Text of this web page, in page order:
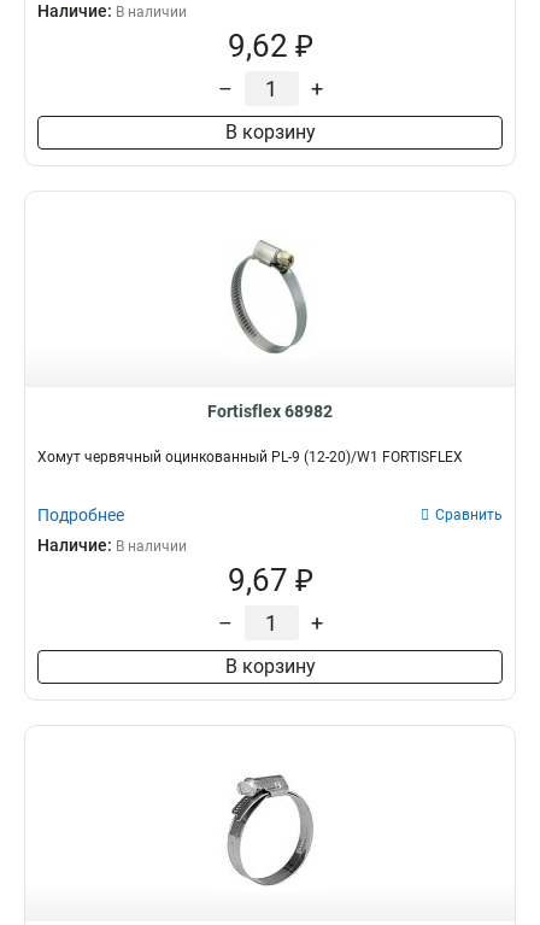
Наличие: В наличии
9,62 ₽
– +
В корзину
Fortisflex 68982
Хомут червячный оцинкованный PL-9 (12-20)/W1 FORTISFLEX
Подробнее Сравнить
Наличие: В наличии
9,67 ₽
– +
В корзину